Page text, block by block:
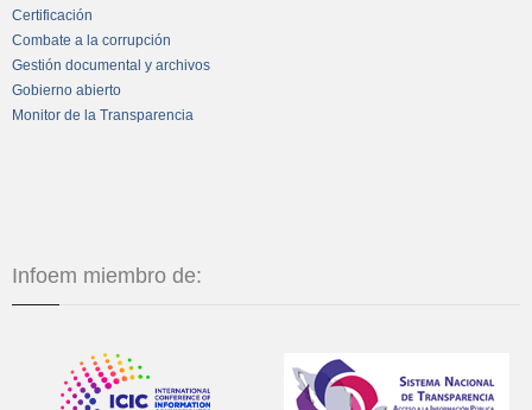
Certificación
Combate a la corrupción
Gestión documental y archivos
Gobierno abierto
Monitor de la Transparencia
Infoem miembro de: